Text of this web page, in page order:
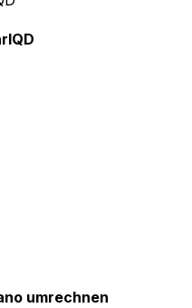
IQD
umrechnen